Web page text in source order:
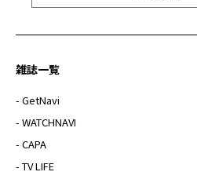
雑誌一覧
- GetNavi
- WATCHNAVI
- CAPA
- TV LIFE